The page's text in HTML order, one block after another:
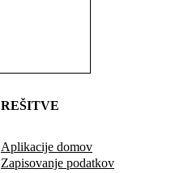
REŠITVE
Aplikacije domov
Zapisovanje podatkov